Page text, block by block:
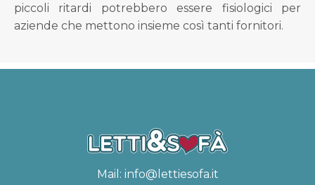
piccoli ritardi potrebbero essere fisiologici per
aziende che mettono insieme così tanti fornitori.
Mail: info@lettiesofa.it